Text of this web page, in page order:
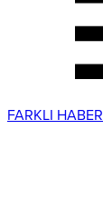
FARKLI HABER